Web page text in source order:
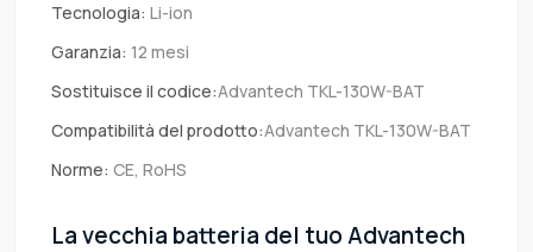
Tecnologia: Li-ion
Garanzia: 12 mesi
Sostituisce il codice:Advantech TKL-130W-BAT
Compatibilità del prodotto:Advantech TKL-130W-BAT
Norme: CE, RoHS
La vecchia batteria del tuo Advantech